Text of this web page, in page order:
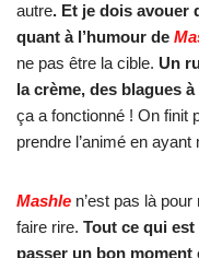
autre. Et je dois avouer
quant à l’humour de
ne pas être la cible. Un
la crème, des blagues
ça a fonctionné ! On finit
prendre l’animé en
Mashle n’est pas là
faire rire. Tout ce qui
passer un bon